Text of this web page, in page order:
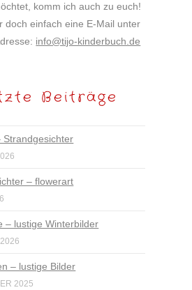
komm ich auch zu euch!
doch einfach eine E-Mail unter
info@tijo-kinderbuch.de
Beiträge
Strandgesichter
– flowerart
– lustige Winterbilder
– lustige Bilder
2025